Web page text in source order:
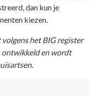
dan kun je
kiezen.
het BIG register
ontwikkeld en wordt